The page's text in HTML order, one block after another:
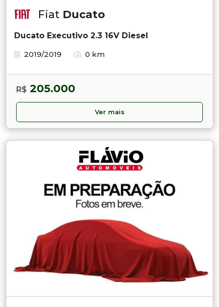
Fiat Ducato
Ducato Executivo 2.3 16V Diesel
2019/2019
0 km
R$ 205.000
Ver mais